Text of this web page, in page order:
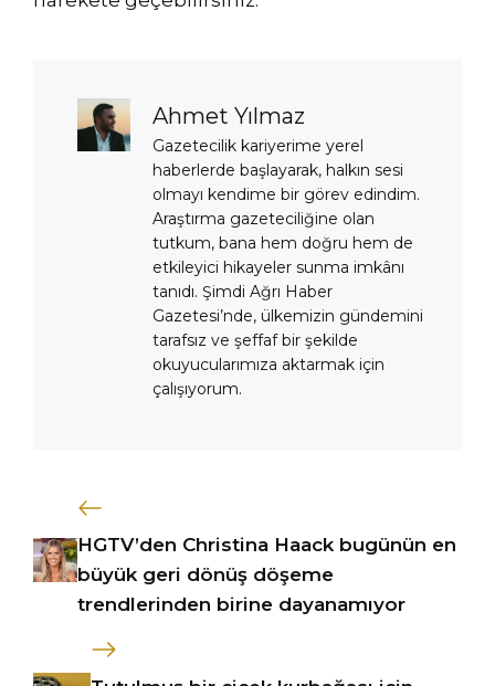
Ahmet Yılmaz
Gazetecilik kariyerime yerel
haberlerde başlayarak, halkın sesi
olmayı kendime bir görev edindim.
Araştırma gazeteciliğine olan
tutkum, bana hem doğru hem de
etkileyici hikayeler sunma imkânı
tanıdı. Şimdi Ağrı Haber
Gazetesi’nde, ülkemizin gündemini
tarafsız ve şeffaf bir şekilde
okuyucularımıza aktarmak için
çalışıyorum.
HGTV’den Christina Haack bugünün en
büyük geri dönüş döşeme
trendlerinden birine dayanamıyor